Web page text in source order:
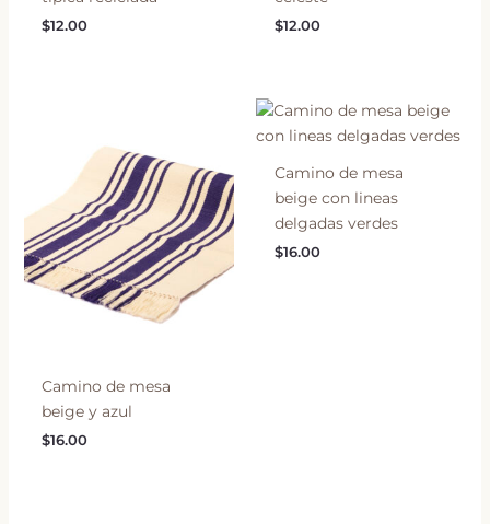
$12.00 $12.00
Camino de mesa
beige y azul
$16.00
Camino de mesa
beige con lineas
delgadas verdes
$16.00